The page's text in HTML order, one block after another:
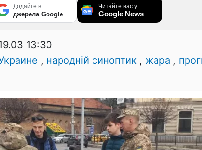
Додайте в
джерела Google
Читайте нас у
Google News
13:30
, народній синоптик , жара ,